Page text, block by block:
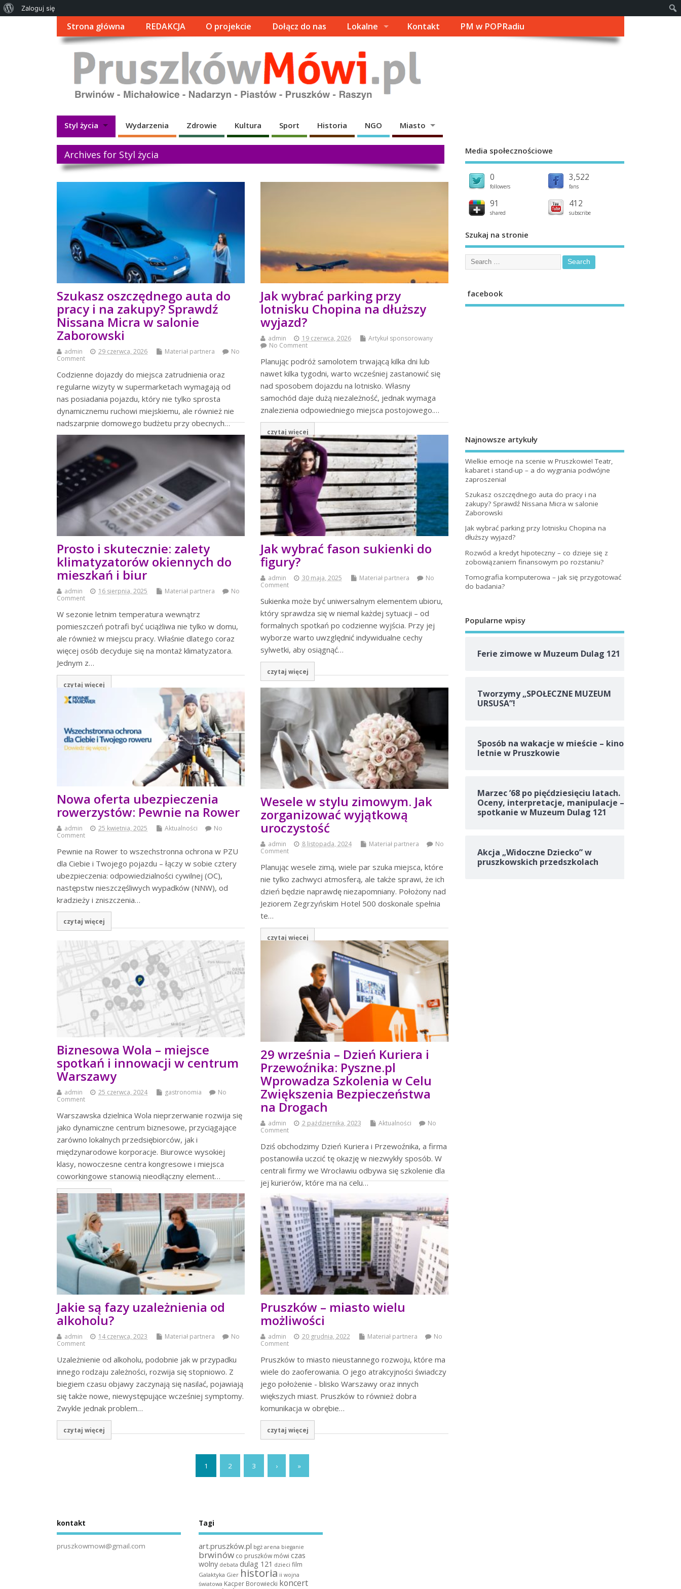
Strona główna REDAKCJA O projekcie Dołącz do nas Lokalne Kontakt PM w POPRadiu
Styl życia Wydarzenia Zdrowie Kultura Sport Historia NGO Miasto
Archives for Styl życia
Szukasz oszczędnego auta do
pracy i na zakupy? Sprawdź
Nissana Micra w salonie
Zaborowski
admin 29 czerwca, 2026 Materiał partnera
No
Comment
Codzienne dojazdy do miejsca zatrudnienia oraz
regularne wizyty w supermarketach wymagają od
nas posiadania pojazdu, który nie tylko sprosta
dynamicznemu ruchowi miejskiemu, ale również nie
nadszarpnie domowego budżetu przy obecnych…
czytaj więcej
Jak wybrać parking przy
lotnisku Chopina na dłuższy
wyjazd?
admin 19 czerwca, 2026
Artykuł sponsorowany
No Comment
Planując podróż samolotem trwającą kilka dni lub
nawet kilka tygodni, warto wcześniej zastanowić się
nad sposobem dojazdu na lotnisko. Własny
samochód daje dużą niezależność, jednak wymaga
znalezienia odpowiedniego miejsca postojowego.…
czytaj więcej
Prosto i skutecznie: zalety
klimatyzatorów okiennych do
mieszkań i biur
admin 16 sierpnia, 2025 Materiał partnera
No
Comment
W sezonie letnim temperatura wewnątrz
pomieszczeń potrafi być uciążliwa nie tylko w domu,
ale również w miejscu pracy. Właśnie dlatego coraz
więcej osób decyduje się na montaż klimatyzatora.
Jednym z…
czytaj więcej
Jak wybrać fason sukienki do
figury?
admin 30 maja, 2025 Materiał partnera
No
Comment
Sukienka może być uniwersalnym elementem ubioru,
który sprawdza się w niemal każdej sytuacji – od
formalnych spotkań po codzienne wyjścia. Przy jej
wyborze warto uwzględnić indywidualne cechy
sylwetki, aby osiągnąć…
czytaj więcej
Nowa oferta ubezpieczenia
rowerzystów: Pewnie na Rower
admin 25 kwietnia, 2025 Aktualności
No
Comment
Pewnie na Rower to wszechstronna ochrona w PZU
dla Ciebie i Twojego pojazdu – łączy w sobie cztery
ubezpieczenia: odpowiedzialności cywilnej (OC),
następstw nieszczęśliwych wypadków (NNW), od
kradzieży i zniszczenia…
czytaj więcej
Wesele w stylu zimowym. Jak
zorganizować wyjątkową
uroczystość
admin 8 listopada, 2024 Materiał partnera
No
Comment
Planując wesele zimą, wiele par szuka miejsca, które
nie tylko zachwyci atmosferą, ale także sprawi, że ich
dzień będzie naprawdę niezapomniany. Położony nad
Jeziorem Zegrzyńskim Hotel 500 doskonale spełnia
te…
czytaj więcej
Biznesowa Wola – miejsce
spotkań i innowacji w centrum
Warszawy
admin 25 czerwca, 2024 gastronomia
No
Comment
Warszawska dzielnica Wola nieprzerwanie rozwija się
jako dynamiczne centrum biznesowe, przyciągające
zarówno lokalnych przedsiębiorców, jak i
międzynarodowe korporacje. Biurowce wysokiej
klasy, nowoczesne centra kongresowe i miejsca
coworkingowe stanowią nieodłączny element…
czytaj więcej
29 września – Dzień Kuriera i
Przewoźnika: Pyszne.pl
Wprowadza Szkolenia w Celu
Zwiększenia Bezpieczeństwa
na Drogach
admin 2 października, 2023 Aktualności
No
Comment
Dziś obchodzimy Dzień Kuriera i Przewoźnika, a firma
postanowiła uczcić tę okazję w niezwykły sposób. W
centrali firmy we Wrocławiu odbywa się szkolenie dla
jej kurierów, które ma na celu…
czytaj więcej
Jakie są fazy uzależnienia od
alkoholu?
admin 14 czerwca, 2023 Materiał partnera
No
Comment
Uzależnienie od alkoholu, podobnie jak w przypadku
innego rodzaju zależności, rozwija się stopniowo. Z
biegiem czasu objawy zaczynają się nasilać, pojawiają
się także nowe, niewystępujące wcześniej symptomy.
Zwykle jednak problem…
czytaj więcej
Pruszków – miasto wielu
możliwości
admin 20 grudnia, 2022 Materiał partnera
No
Comment
Pruszków to miasto nieustannego rozwoju, które ma
wiele do zaoferowania. O jego atrakcyjności świadczy
jego położenie - blisko Warszawy oraz innych
większych miast. Pruszków to również dobra
komunikacja w obrębie…
czytaj więcej
1 2 3 › »
Media społecznościowe
0
followers
3,522
fans
91
shared
412
subscribe
Szukaj na stronie
facebook
Najnowsze artykuły
Wielkie emocje na scenie w Pruszkowie! Teatr,
kabaret i stand-up – a do wygrania podwójne
zaproszenia!
Szukasz oszczędnego auta do pracy i na
zakupy? Sprawdź Nissana Micra w salonie
Zaborowski
Jak wybrać parking przy lotnisku Chopina na
dłuższy wyjazd?
Rozwód a kredyt hipoteczny – co dzieje się z
zobowiązaniem finansowym po rozstaniu?
Tomografia komputerowa – jak się przygotować
do badania?
Popularne wpisy
Ferie zimowe w Muzeum Dulag 121
Tworzymy „SPOŁECZNE MUZEUM
URSUSA”!
Sposób na wakacje w mieście – kino
letnie w Pruszkowie
Marzec ’68 po pięćdziesięciu latach.
Oceny, interpretacje, manipulacje –
spotkanie w Muzeum Dulag 121
Akcja „Widoczne Dziecko” w
pruszkowskich przedszkolach
kontakt
pruszkowmowi@gmail.com
Tagi
art.pruszków.pl bgż arena bieganie
brwinów co pruszków mówi czas
wolny debata dulag 121 dzieci film
Galaktyka Gier historia ii wojna
światowa Kacper Borowiecki koncert
Zaloguj się